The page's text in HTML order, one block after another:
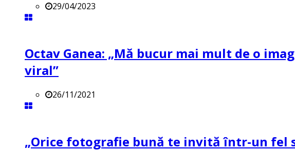
29/04/2023
Octav Ganea: „Mă bucur mai mult de o
viral”
26/11/2021
„Orice fotografie bună te invită într-un fel